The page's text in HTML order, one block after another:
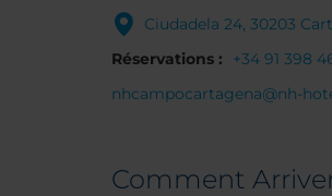
Ciudadela 24, 30203
Réservations :
+34 91 398
nhcampocartagena@nh-
Comment